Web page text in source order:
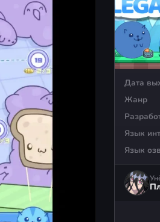
Дата
Жанр
Язык
Язык